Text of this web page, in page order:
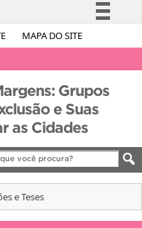
MAPA DO SITE
Simplifique!
Acesso à informação
Legislação
Grupos
e Suas
as Cidades
e Teses